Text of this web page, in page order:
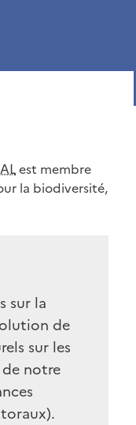
est membre
la biodiversité,
sur la
de
sur les
notre